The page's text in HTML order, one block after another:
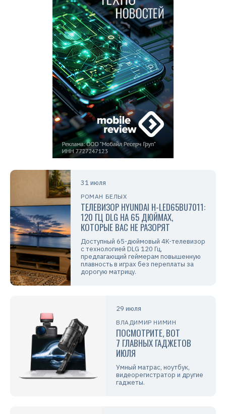
31 июля
РОМАН БЕЛЫХ
ТЕЛЕВИЗОР HYUNDAI H-LED65BU7011:
120 ГЦ DLG НА 65 ДЮЙМАХ,
КОТОРЫЕ ВАС НЕ РАЗОРЯТ
Доступный 65-дюймовый 4K-телевизор
с технологией DLG 120 Гц,
предлагающий геймерам повышенную
плавность в играх без переплаты за
дорогую матрицу.
29 июля
ВЛАДИМИР НИМИН
ПОСМОТРИТЕ, ВОТ
7 ГЛАВНЫХ ГАДЖЕТОВ
ИЮЛЯ
Умный матрас, ноутбук,
видеорегистратор и другие
гаджеты.